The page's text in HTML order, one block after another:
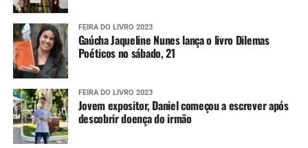
FEIRA DO LIVRO 2023
Gaúcha Jaqueline Nunes lança o livro Dilemas
Poéticos no sábado, 21
FEIRA DO LIVRO 2023
Jovem expositor, Daniel começou a escrever após
descobrir doença do irmão